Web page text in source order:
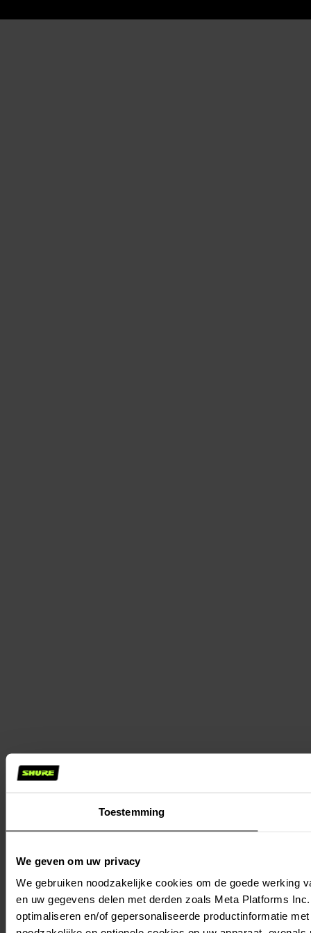
Toestemming
We geven om uw privacy
We gebruiken noodzakelijke cookies om de goede werking
en uw gegevens delen met derden zoals Meta Platforms
optimaliseren en/of gepersonaliseerde productinformatie